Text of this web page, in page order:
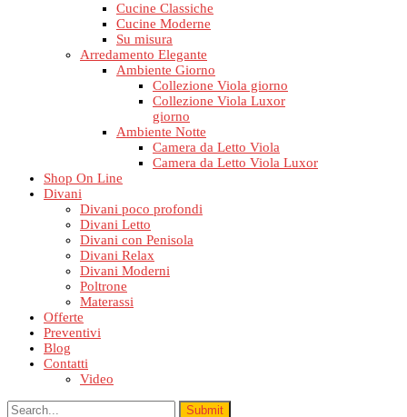
Cucine Classiche
Cucine Moderne
Su misura
Arredamento Elegante
Ambiente Giorno
Collezione Viola giorno
Collezione Viola Luxor
giorno
Ambiente Notte
Camera da Letto Viola
Camera da Letto Viola Luxor
Shop On Line
Divani
Divani poco profondi
Divani Letto
Divani con Penisola
Divani Relax
Divani Moderni
Poltrone
Materassi
Offerte
Preventivi
Blog
Contatti
Video